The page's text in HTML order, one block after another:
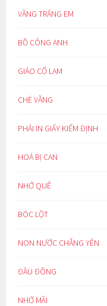
VẦNG TRĂNG EM
BỒ CÔNG ANH
GIẢO CỔ LAM
CHÈ VẰNG
PHẢI IN GIẤY KIỂM ĐỊNH
HOÁ BỊ CAN
NHỚ QUÊ
BÓC LỘT
NON NƯỚC CHẲNG YÊN
ĐẦU ĐÔNG
NHỚ MÃI